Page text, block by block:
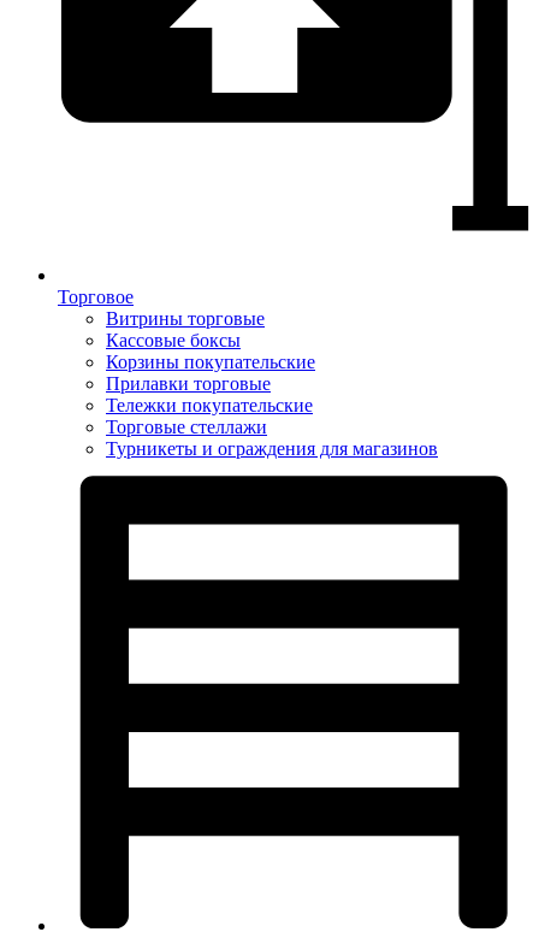
Торговое
Витрины торговые
Кассовые боксы
Корзины покупательские
Прилавки торговые
Тележки покупательские
Торговые стеллажи
Турникеты и ограждения для магазинов